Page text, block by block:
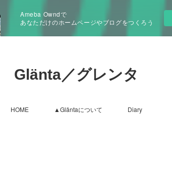
Ameba Owndで
あなただけのホームページやブログをつくろう
Glänta／グレンタ
HOME ▲Gläntaについて Diary